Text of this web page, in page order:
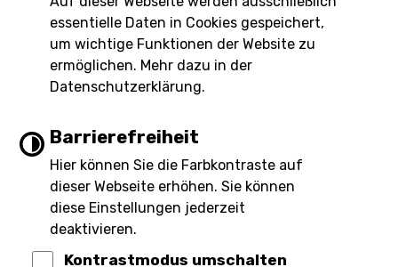
essentielle Daten in Cookies gespeichert,
um wichtige Funktionen der Website zu
ermöglichen. Mehr dazu in der
Datenschutzerklärung.
Barrierefreiheit
Hier können Sie die Farbkontraste auf
dieser Webseite erhöhen. Sie können
diese Einstellungen jederzeit
deaktivieren.
Kontrastmodus umschalten
Gebärdensprache
Barrierefreie Ansicht
Impressum Barrierefreiheit
Inhaltsverzeichnis Datenschutz